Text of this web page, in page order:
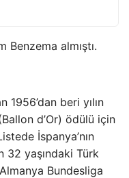
Benzema almıştı.
beri yılın
d’Or) ödülü için
İspanya’nın
32 yaşındaki Türk
Bundesliga